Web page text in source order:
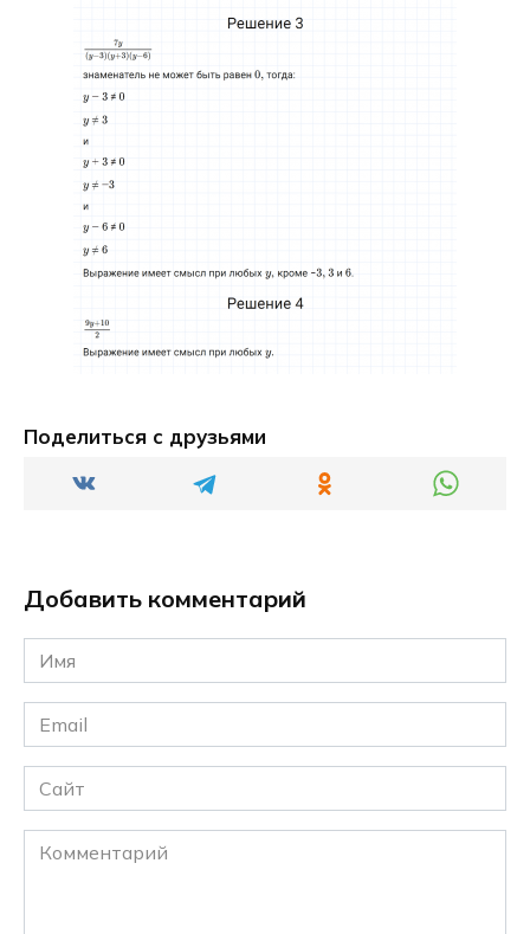
Поделиться с друзьями
Добавить комментарий
Имя
*
Email
*
Сайт
Комментарий